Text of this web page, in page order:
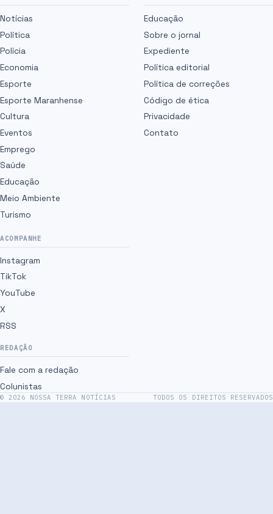
Notícias
Política
Polícia
Economia
Esporte
Esporte Maranhense
Cultura
Eventos
Emprego
Saúde
Educação
Meio Ambiente
Turismo
Educação
Sobre o jornal
Expediente
Política editorial
Política de correções
Código de ética
Privacidade
Contato
ACOMPANHE
Instagram
TikTok
YouTube
X
RSS
REDAÇÃO
Fale com a redação
Colunistas
©2026 NOSSA TERRA NOTÍCIAS TODOS OS DIREITOS RESERVADOS